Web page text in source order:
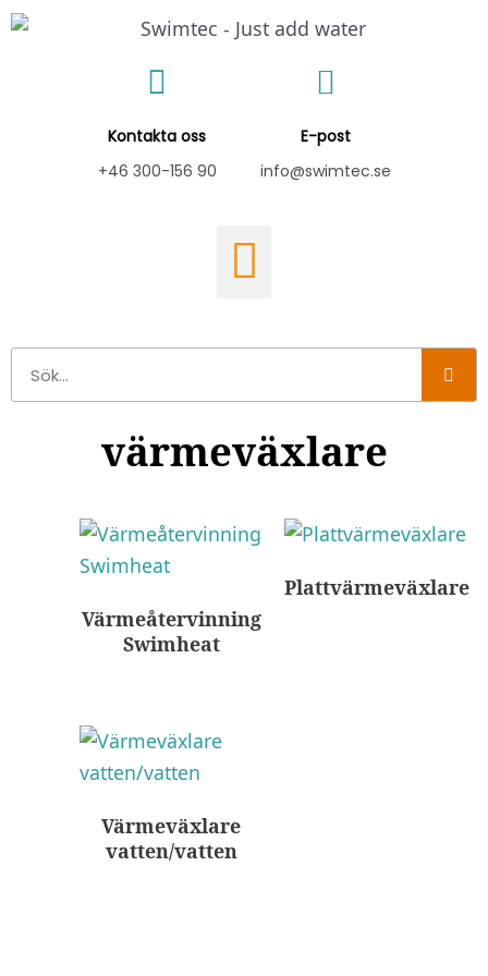
Hoppa
Kontakta oss
+46 300-156 90
E-post
info@swimtec.se
värmeväxlare
Värmeåtervinning
Swimheat
Plattvärmeväxlare
Värmeväxlare
vatten/vatten